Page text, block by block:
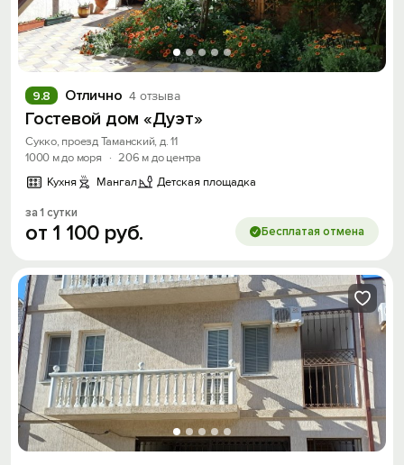
Отлично 4 отзыва
9.8
Гостевой дом «Дуэт»
Сукко, проезд Таманский, д. 11
1000 м до моря
· 206 м до центра
Кухня
Мангал Детская площадка
за 1 сутки
от 1 100 руб. Бесплатая отмена